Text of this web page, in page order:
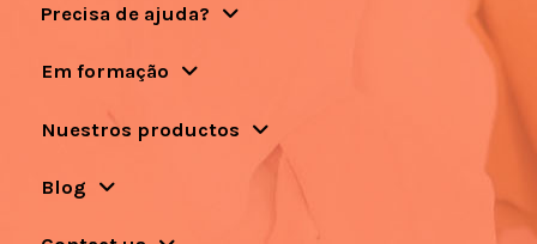
Precisa de ajuda?
Em formação
Nuestros productos
Blog